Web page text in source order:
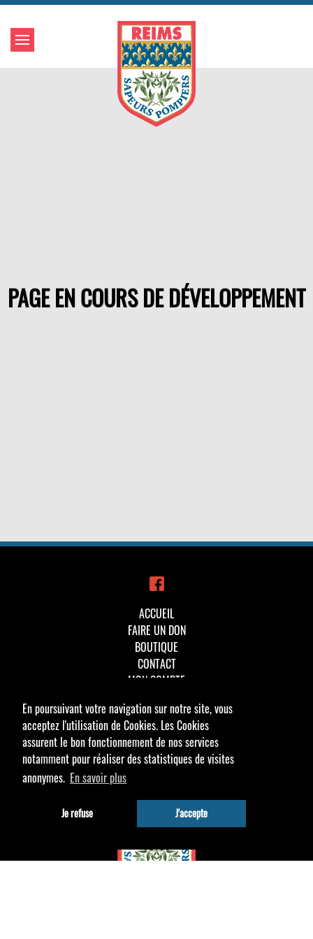
En poursuivant votre navigation sur notre site, vous
acceptez l'utilisation de Cookies. Les Cookies
assurent le bon fonctionnement de nos services
notamment pour réaliser des statistiques de visites
anonymes. En savoir plus
Je refuse J'accepte
PAGE EN COURS DE DÉVELOPPEMENT
ACCUEIL
FAIRE UN DON
BOUTIQUE
CONTACT
MON COMPTE
Adresse :
12 route de witry